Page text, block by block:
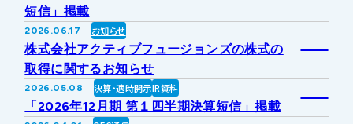
事業所・アクセス
グループ会社について
下水道
ソフトウェア開発
株式・株主情報
IRニュース
IRライブラリー
採用情報
協業・パートナー募集
短信」掲載
2026.06.17 お知らせ
株式会社アクティブフュージョンズの株式の
取得に関するお知らせ
2026.05.08 決算・適時開示IR資料
「2026年12月期 第１四半期決算短信」掲載